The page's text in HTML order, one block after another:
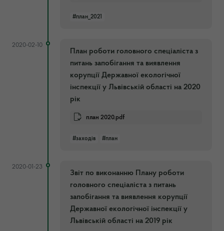
#план_2021
2020-02-10
План роботи головного спеціаліста з
питань запобігання та виявлення
корупції Державної екологічної
інспекції у Львівській області на 2020
рік
план 2020.pdf
#заходів #план
2020-01-23
Звіт по виконанню Плану роботи
головного спеціаліста з питань
запобігання та виявлення корупції
Державної екологічної інспекції у
Львівській області на 2019 рік